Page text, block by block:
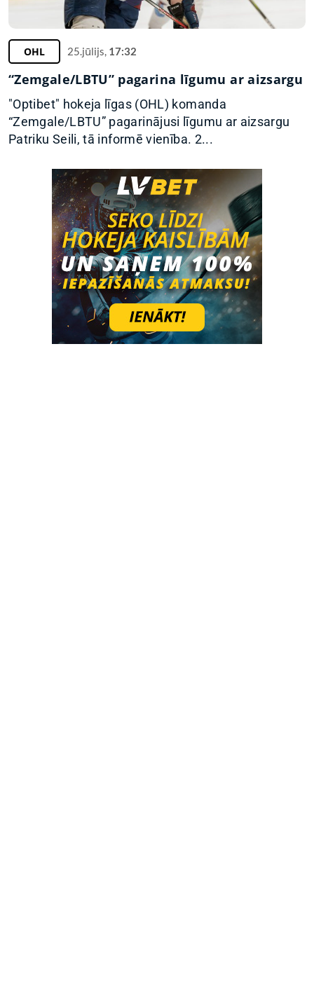
OHL 25.jūlijs, 17:32
“Zemgale/LBTU” pagarina līgumu ar aizsargu
"Optibet" hokeja līgas (OHL) komanda
“Zemgale/LBTU” pagarinājusi līgumu ar aizsargu
Patriku Seili, tā informē vienība. 2...